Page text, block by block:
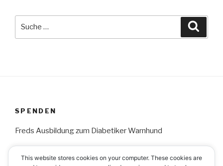
SPENDEN
Freds Ausbildung zum Diabetiker Warnhund
This website stores cookies on your computer. These cookies are